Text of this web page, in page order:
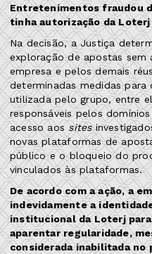
Entretenimentos fraudou
tinha autorização da
Na decisão, a Justiça
exploração de apostas
empresa e pelos demais
determinadas medidas
utilizada pelo grupo, entre
responsáveis pelos
acesso aos sites
novas plataformas de
público e o bloqueio do
vinculados às plataformas.
De acordo com a ação, a
indevidamente a
institucional da Loterj
aparentar regularidade,
considerada inabilitada no